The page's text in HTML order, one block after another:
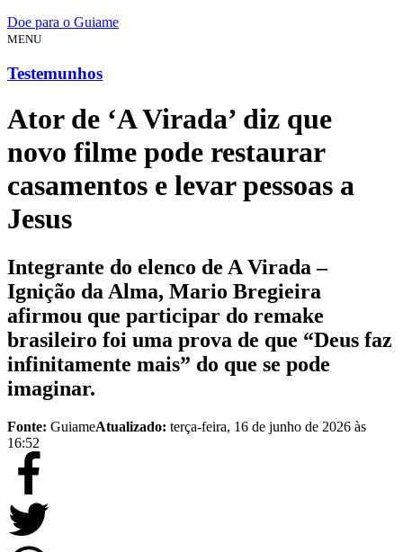
Doe para o Guiame
MENU
Testemunhos
Ator de ‘A Virada’ diz que
novo filme pode restaurar
casamentos e levar pessoas a
Jesus
Integrante do elenco de A Virada –
Ignição da Alma, Mario Bregieira
afirmou que participar do remake
brasileiro foi uma prova de que “Deus faz
infinitamente mais” do que se pode
imaginar.
Fonte: GuiameAtualizado: terça-feira, 16 de junho de 2026 às
16:52